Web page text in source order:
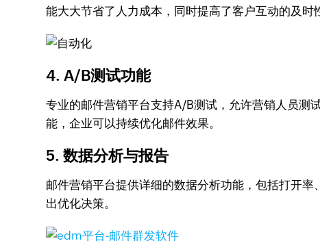
能大大节省了人力成本，同时提高了客户互动的及时
4. A/B测试功能
专业的邮件营销平台支持A/B测试，允许营销人员测
能，企业可以持续优化邮件效果。
5. 数据分析与报告
邮件营销平台提供详细的数据分析功能，包括打开
出优化决策。